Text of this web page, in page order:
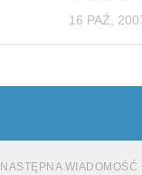
16 PAŹ,
NASTĘPNA WIADOMOŚĆ